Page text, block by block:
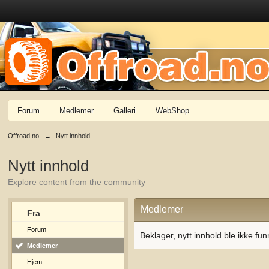
Forum Medlemer Galleri WebShop
Offroad.no → Nytt innhold
Nytt innhold
Explore content from the community
Fra
Forum
Medlemer
Hjem
Medlemer
Beklager, nytt innhold ble ikke